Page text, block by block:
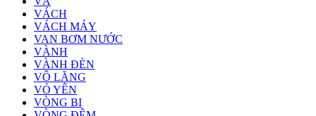
VÁCH
VÁCH MÁY
VAN BƠM NƯỚC
VÀNH
VÀNH ĐÈN
VÔ LĂNG
VỎ YÊN
VÒNG BI